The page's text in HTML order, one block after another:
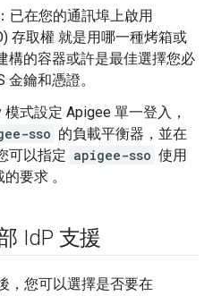
：已在您的通訊埠上啟用
存取權 就是用哪一種烤箱或
構的容器或許是最佳選擇您必
鑰和憑證。
模式設定 Apigee 單一登入，
sso 的負載平衡器，並在
可以指定 apigee-sso 使用
要求 。
IdP 支援
，您可以選擇是否要在